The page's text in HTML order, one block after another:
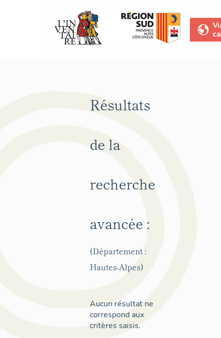
Résultats
de la
recherche
avancée :
(Département :
Hautes-Alpes)
Aucun résultat ne
correspond aux
critères saisis.